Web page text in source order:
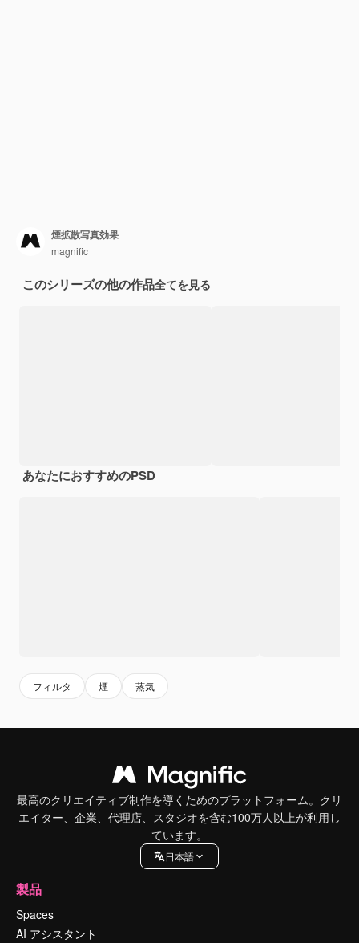
煙拡散写真効果
magnific
このシリーズの他の作品全てを見る
あなたにおすすめのPSD
フィルタ 煙 蒸気
最高のクリエイティブ制作を導くためのプラットフォーム。クリ
エイター、企業、代理店、スタジオを含む100万人以上が利用し
ています。
日本語
製品
Spaces
AI アシスタント